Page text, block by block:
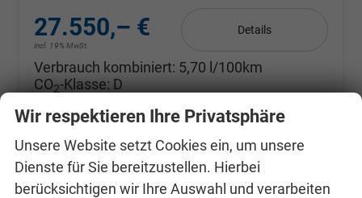
27.550,– €
incl. 19% MwSt.
Details
Verbrauch kombiniert: 5,70 l/100km
CO2-Klasse: D
Wir respektieren Ihre Privatsphäre
Unsere Website setzt Cookies ein, um unsere
Dienste für Sie bereitzustellen. Hierbei
berücksichtigen wir Ihre Auswahl und verarbeiten